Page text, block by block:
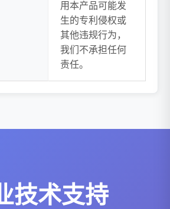
用本产品可能发
生的专利侵权或
其他违规行为，
我们不承担任何
责任。
技术支持